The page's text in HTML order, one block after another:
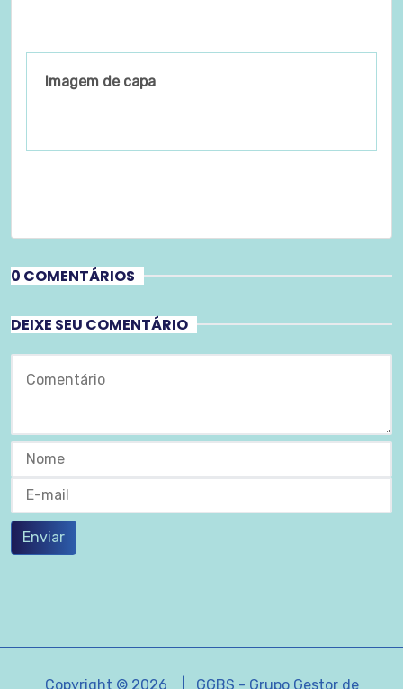
Imagem de capa
0 COMENTÁRIOS
DEIXE SEU COMENTÁRIO
Enviar
Copyright © 2026 | GGBS - Grupo Gestor de